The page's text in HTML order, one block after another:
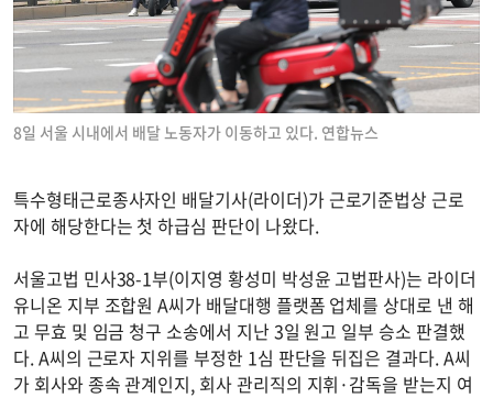
8일 서울 시내에서 배달 노동자가 이동하고 있다. 연합뉴스
특수형태근로종사자인 배달기사(라이더)가 근로기준법상 근로
자에 해당한다는 첫 하급심 판단이 나왔다.
서울고법 민사38-1부(이지영 황성미 박성윤 고법판사)는 라이더
유니온 지부 조합원 A씨가 배달대행 플랫폼 업체를 상대로 낸 해
고 무효 및 임금 청구 소송에서 지난 3일 원고 일부 승소 판결했
다. A씨의 근로자 지위를 부정한 1심 판단을 뒤집은 결과다. A씨
가 회사와 종속 관계인지, 회사 관리직의 지휘·감독을 받는지 여